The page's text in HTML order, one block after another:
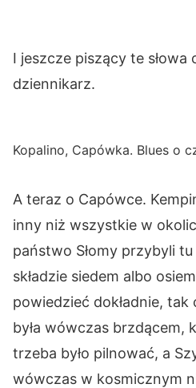
I jeszcze piszący te słowa
dziennikarz.
Kopalino, Capówka. Blues o
A teraz o Capówce.
inny niż wszystkie w
państwo Słomy przybyli
składzie siedem albo
powiedzieć dokładnie, tak
była wówczas brzdącem,
trzeba było pilnować, a
wówczas w kosmicznym